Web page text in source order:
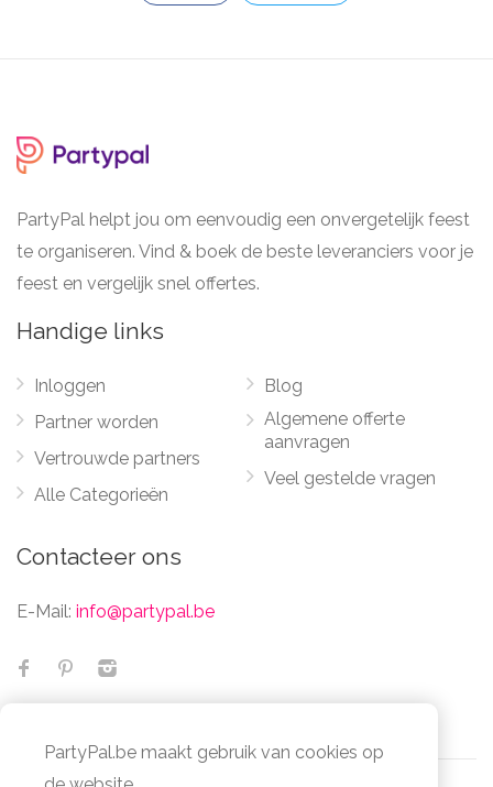
PartyPal helpt jou om eenvoudig een onvergetelijk feest
te organiseren. Vind & boek de beste leveranciers voor je
feest en vergelijk snel offertes.
Handige links
Inloggen
Partner worden
Vertrouwde partners
Alle Categorieën
Blog
Algemene offerte
aanvragen
Veel gestelde vragen
Contacteer ons
E-Mail: info@partypal.be
PartyPal.be maakt gebruik van cookies op